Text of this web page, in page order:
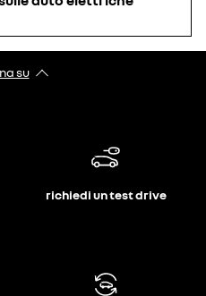
su
richiedi un test drive